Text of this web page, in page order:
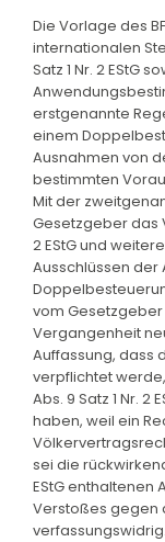
Die Vorlage des
internationalen
Satz 1 Nr. 2 EStG
erstgenannte
einem
Ausnahmen von
bestimmten
Mit der
Gesetzgeber das
2 EStG und
Ausschlüssen der
vom Gesetzgeber
Vergangenheit
Auffassung, dass
verpflichtet
Abs. 9 Satz 1 Nr.
haben, weil ein
sei die
EStG
Verstoßes gegen
verfassungswidrig.